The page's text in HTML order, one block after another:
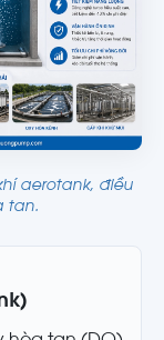
aerotank, điều
tan.